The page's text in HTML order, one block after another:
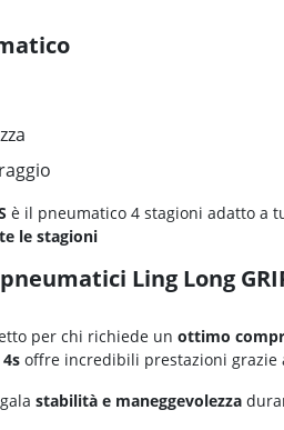
è il pneumatico 4 stagioni adatto a
le stagioni
Ling Long
per chi richiede un ottimo
offre incredibili prestazioni grazie
stabilità e maneggevolezza